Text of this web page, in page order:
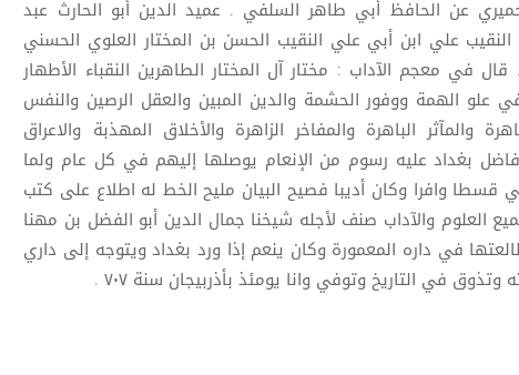
عن الحافظ أبي طاهر السلفي . عميد الدين أبو الحارث عبد
علي ابن أبي علي النقيب الحسن بن المختار العلوي الحسني
في معجم الآداب : مختار آل المختار الطاهرين النقباء الأطهار
علو الهمة ووفور الحشمة والدين المبين والعقل الرصين والنفس
والمآثر الباهرة والمفاخر الزاهرة والأخلاق المهذبة والاعراق
بغداد عليه رسوم من الإنعام يوصلها إليهم في كل عام ولما
وافرا وكان أديبا فصيح البيان مليح الخط له اطلاع على كتب
العلوم والآداب صنف لأجله شيخنا جمال الدين أبو الفضل بن مهنا
في داره المعمورة وكان ينعم إذا ورد بغداد ويتوجه إلى داري
في التاريخ وتوفي وانا يومئذ بأذربيجان سنة ٧٠٧ .